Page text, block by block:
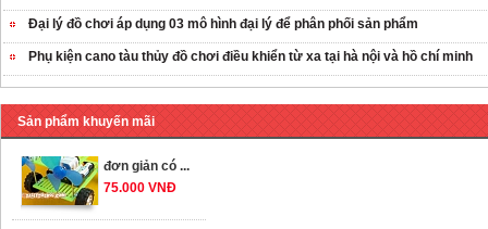
Đại lý đồ chơi áp dụng 03 mô hình đại lý để phân phối sản phẩm
Phụ kiện cano tàu thủy đồ chơi điều khiển từ xa tại hà nội và hồ chí minh
Sản phẩm khuyến mãi
...
259.000 VNĐ
đơn giản có ...
75.000 VNĐ